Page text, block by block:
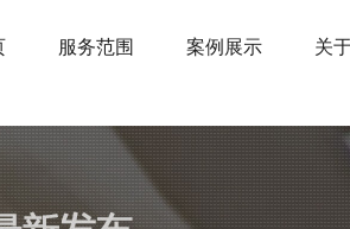
服务范围 案例展示 关